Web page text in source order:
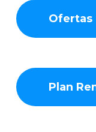
Ofertas
Plan